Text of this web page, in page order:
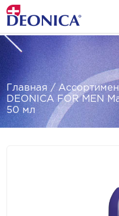
Главная /
DEONICA FOR MEN
50 мл